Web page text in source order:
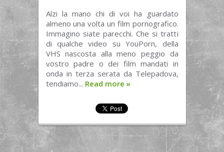
Alzi la mano chi di voi ha guardato
almeno una volta un film pornografico.
Immagino siate parecchi. Che si tratti
di qualche video su YouPorn, della
VHS nascosta alla meno peggio da
vostro padre o dei film mandati in
onda in terza serata da Telepadova,
tendiamo... Read more »